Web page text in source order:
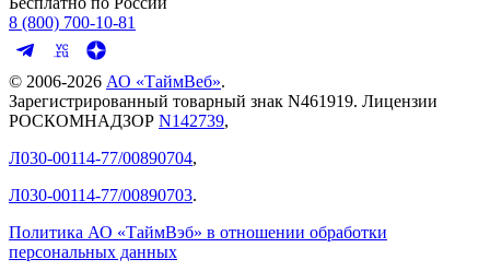
8 (800) 700-10-81
© 2006-2026 АО «ТаймВеб».
Зарегистрированный товарный знак N461919. Лицензии
РОСКОМНАДЗОР N142739,
Л030-00114-77/00890704,
Л030-00114-77/00890703.
Политика АО «ТаймВэб» в отношении обработки
персональных данных